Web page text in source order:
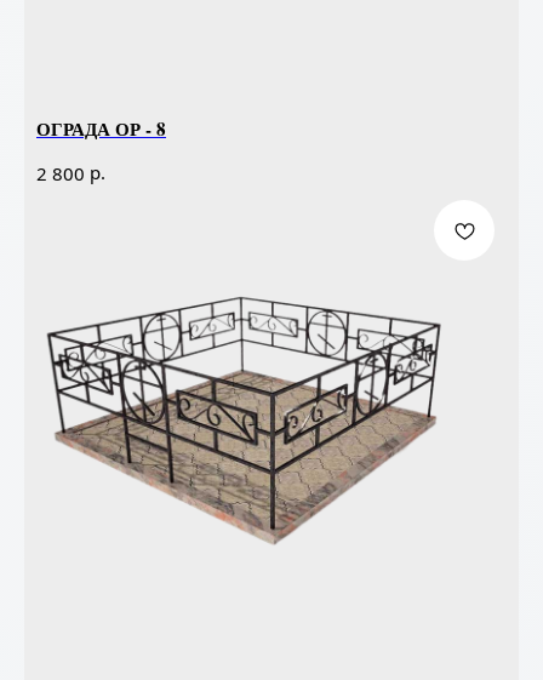
ОГРАДА ОР - 8
2 800 р.